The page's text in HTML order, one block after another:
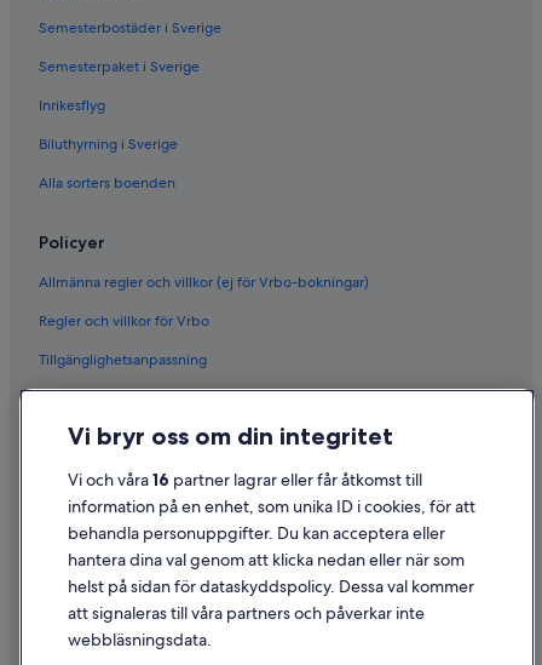
Semesterbostäder i Sverige
Semesterpaket i Sverige
Inrikesflyg
Biluthyrning i Sverige
Alla sorters boenden
Policyer
Allmänna regler och villkor (ej för Vrbo-bokningar)
Regler och villkor för Vrbo
Tillgänglighetsanpassning
Cookies
Användarvillkor
Juridisk information/Kontakta oss
Riktlinjer för innehåll och anmäla innehåll
Hjälp
Vi bryr oss om din integritet
Vi och våra16 partner lagrar eller får åtkomst till
information på en enhet, som unika ID i cookies, för att
behandla personuppgifter. Du kan acceptera eller
hantera dina val genom att klicka nedan eller när som
helst på sidan för dataskyddspolicy. Dessa val kommer
att signaleras till våra partners och påverkar inte
webbläsningsdata.